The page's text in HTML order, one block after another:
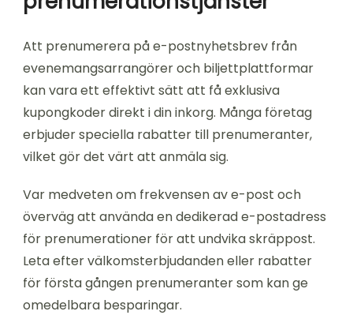
Att prenumerera på e-postnyhetsbrev från
evenemangsarrangörer och biljettplattformar
kan vara ett effektivt sätt att få exklusiva
kupongkoder direkt i din inkorg. Många företag
erbjuder speciella rabatter till prenumeranter,
vilket gör det värt att anmäla sig.
Var medveten om frekvensen av e-post och
överväg att använda en dedikerad e-postadress
för prenumerationer för att undvika skräppost.
Leta efter välkomsterbjudanden eller rabatter
för första gången prenumeranter som kan ge
omedelbara besparingar.